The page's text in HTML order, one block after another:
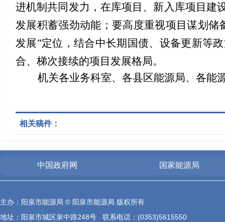
进机制共同发力，在库项目、新入库项目建
发展积蓄强劲动能 ；要高度重视项目谋划储
发展”定位，结合中长期国债、设备更新等
合、梯次接续的项目发展格局。
机关各业务科室、各县区能源局、各能
相关稿件：
中国政府网 国家能源局
主办：阳泉市能源局 © 阳泉市能源局 版权所有
地址：阳泉市城区泉中路248号 联系电话：(0353)5615550